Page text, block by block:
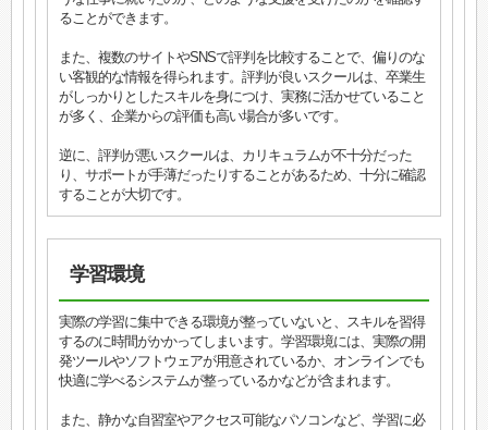
ることができます。
また、複数のサイトやSNSで評判を比較することで、偏りのな
い客観的な情報を得られます。評判が良いスクールは、卒業生
がしっかりとしたスキルを身につけ、実務に活かせていること
が多く、企業からの評価も高い場合が多いです。
逆に、評判が悪いスクールは、カリキュラムが不十分だった
り、サポートが手薄だったりすることがあるため、十分に確認
することが大切です。
学習環境
実際の学習に集中できる環境が整っていないと、スキルを習得
するのに時間がかかってしまいます。学習環境には、実際の開
発ツールやソフトウェアが用意されているか、オンラインでも
快適に学べるシステムが整っているかなどが含まれます。
また、静かな自習室やアクセス可能なパソコンなど、学習に必